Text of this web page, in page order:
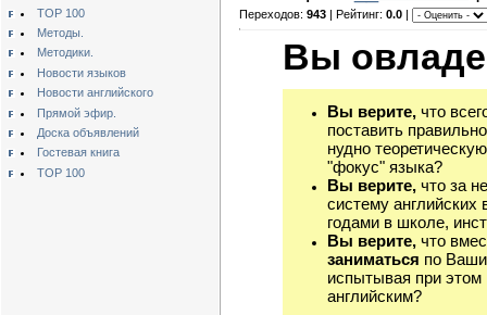
TOP 100
Методы.
Методики.
Новости языков
Новости английского
Прямой эфир.
Доска объявлений
Гостевая книга
TOP 100
Переходов: 943 | Рейтинг: 0.0 |
Вы
Вы верите, что
поставить
нудно
"фокус" языка?
Вы верите, что за
систему
годами в школе,
Вы верите, что
заниматься по
испытывая при этом
английским?